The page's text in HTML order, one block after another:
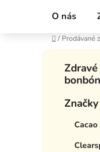
O nás
Domů
/ Prodávané
Přeskočit
kategorie
Značky